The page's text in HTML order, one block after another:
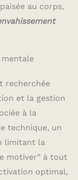
au corps,
recherchée
et la gestion
à la
technique, un
limitant la
motiver” à tout
optimal,